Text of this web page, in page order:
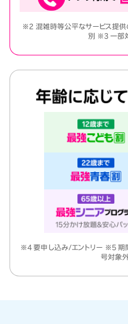
※2 混雑時等公平なサービス提
別 ※3 一部
※4 要申し込み/エントリー ※5 期
号対象